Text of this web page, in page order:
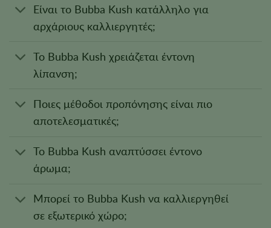
Είναι το Bubba Kush κατάλληλο για
αρχάριους καλλιεργητές;
Το Bubba Kush χρειάζεται έντονη
λίπανση;
Ποιες μέθοδοι προπόνησης είναι πιο
αποτελεσματικές;
Το Bubba Kush αναπτύσσει έντονο
άρωμα;
Μπορεί το Bubba Kush να καλλιεργηθεί
σε εξωτερικό χώρο;